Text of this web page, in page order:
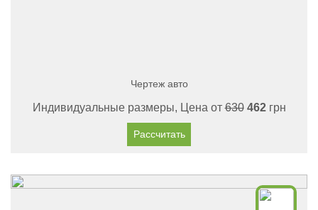
Чертеж авто
Индивидуальные размеры, Цена от630 462грн
Рассчитать